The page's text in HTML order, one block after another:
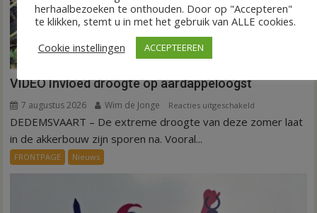
VIDEO Invloed droogte op aardappeloogst
7 augustus 2026 Wim de Jonge Reacties uitgeschakeld
VIDEO
DEDEMSVAART – De extreme droogte van deze zomer laat
in de akkerbouw zijn sporen na. Vooral...
FRONTPAGE Nieuws
herhaalbezoeken te onthouden. Door op "Accepteren"
te klikken, stemt u in met het gebruik van ALLE cookies.
Cookie instellingen
ACCEPTEEREN